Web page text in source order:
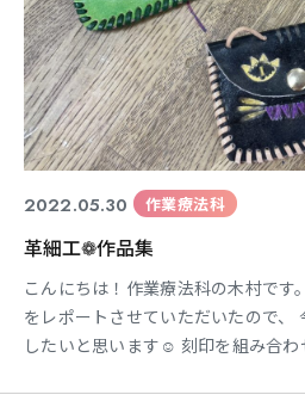
2022.05.30 作業療法科
革細工❁作品集
こんにちは！作業療法科の木村です
をレポートさせていただいたので、
したいと思います☺ 刻印を組み合